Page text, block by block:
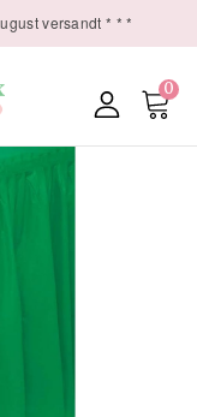
versandt * * *
0